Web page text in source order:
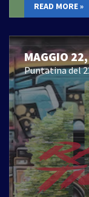
READ MORE »
MAGGIO
Puntatina del